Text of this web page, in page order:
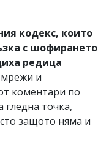
кодекс, които
с шофирането
редица
и
коментари по
гледна точка,
защото няма и